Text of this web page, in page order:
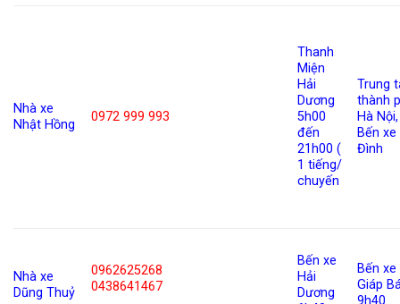
Nhà xe
Nhật Hồng
0972 999 993
Thanh
Miện
Hải
Dương
5h00
đến
21h00 (
1 tiếng/
chuyến
Trung
thành
Hà Nội,
Bến xe
Đình
Nhà xe
Dũng Thuỷ
0962625268
0438641467
Bến xe
Hải
Dương
Bến xe
Giáp